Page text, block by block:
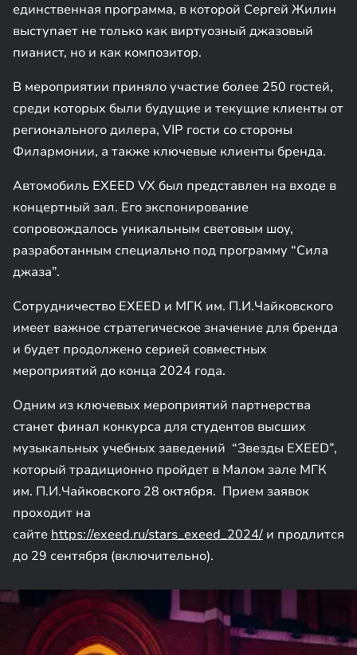
единственная программа, в которой Сергей Жилин
выступает не только как виртуозный джазовый
пианист, но и как композитор.
В мероприятии приняло участие более 250 гостей,
среди которых были будущие и текущие клиенты от
регионального дилера, VIP гости со стороны
Филармонии, а также ключевые клиенты бренда.
Автомобиль EXEED VX был представлен на входе в
концертный зал. Его экспонирование
сопровождалось уникальным световым шоу,
разработанным специально под программу “Сила
джаза”.
Сотрудничество EXEED и МГК им. П.И.Чайковского
имеет важное стратегическое значение для бренда
и будет продолжено серией совместных
мероприятий до конца 2024 года.
Одним из ключевых мероприятий партнерства
станет финал конкурса для студентов высших
музыкальных учебных заведений “Звезды EXEED”,
который традиционно пройдет в Малом зале МГК
им. П.И.Чайковского 28 октября. Прием заявок
проходит на
сайте https://exeed.ru/stars_exeed_2024/ и продлится
до 29 сентября (включительно).